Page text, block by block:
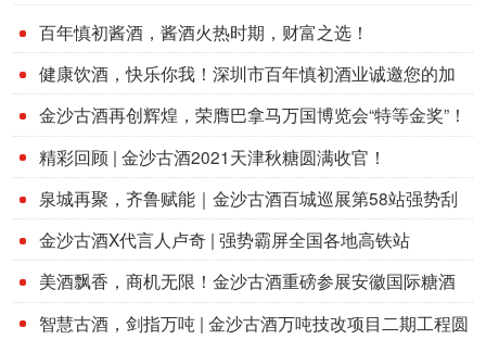
百年慎初酱酒，酱酒火热时期，财富之选！
健康饮酒，快乐你我！深圳市百年慎初酒业诚邀您的加
盟！
金沙古酒再创辉煌，荣膺巴拿马万国博览会“特等金奖”！
精彩回顾 | 金沙古酒2021天津秋糖圆满收官！
泉城再聚，齐鲁赋能｜金沙古酒百城巡展第58站强势刮
起柔派酱香风
金沙古酒X代言人卢奇 | 强势霸屏全国各地高铁站
美酒飘香，商机无限！金沙古酒重磅参展安徽国际糖酒
会!
智慧古酒，剑指万吨 | 金沙古酒万吨技改项目二期工程圆